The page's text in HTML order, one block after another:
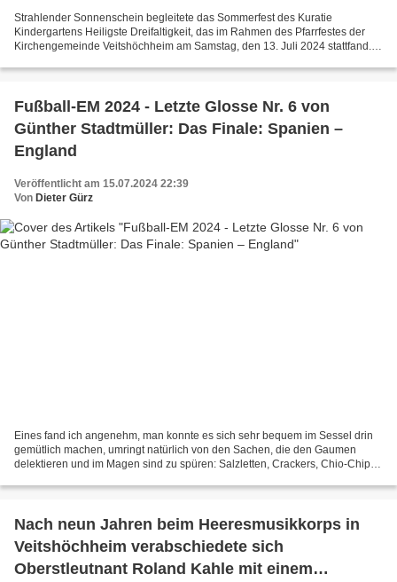
Strahlender Sonnenschein begleitete das Sommerfest des Kuratie
Kindergartens Heiligste Dreifaltigkeit, das im Rahmen des Pfarrfestes der
Kirchengemeinde Veitshöchheim am Samstag, den 13. Juli 2024 stattfand.
Fußball-EM 2024 - Letzte Glosse Nr. 6 von
Günther Stadtmüller: Das Finale: Spanien –
England
Veröffentlicht am 15.07.2024 22:39
Von Dieter Gürz
Eines fand ich angenehm, man konnte es sich sehr bequem im Sessel drin
gemütlich machen, umringt natürlich von den Sachen, die den Gaumen
delektieren und im Magen sind zu spüren: Salzletten, Crackers, Chio-Chips,
Nach neun Jahren beim Heeresmusikkorps in
Veitshöchheim verabschiedete sich
Oberstleutnant Roland Kahle mit einem